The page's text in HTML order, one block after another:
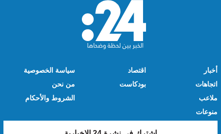
أخبار
اتجاهات
ملاعب
منوعات
اقتصاد
بودكاست
سياسة الخصوصية
من نحن
الشروط والأحكام